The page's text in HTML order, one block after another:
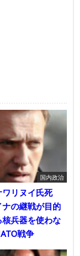
国内政治
リヌイ氏死
の継戦が目的
兵器を使わな
戦争